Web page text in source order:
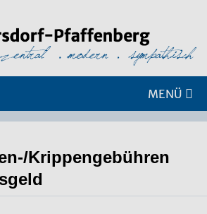
MENÜ
Krippengebühren